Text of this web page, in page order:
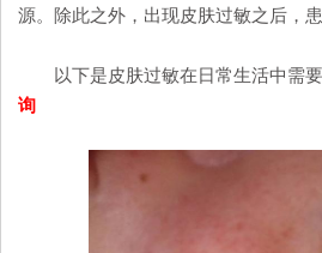
源。除此之外，出现皮肤过敏之后，
以下是皮肤过敏在日常生活中需要
询